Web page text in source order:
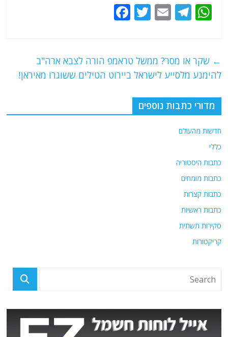
W
s
A
p
p
T
g
ra
m
E
l
T
er
e
b
o
← שקר או מסר? ממשל טראמפ הורה לצבא ארה"ב
להימנע מלסייע לישראל ביירוט הטילים ששוגרו מאיראן!
מדורי כתבות נוספים
חדשות מהעולם
כללי
כתבות היסטוריה
כתבות מומחים
כתבות קצרות
כתבות ראשיות
סקירות תשתית
קריקטורות